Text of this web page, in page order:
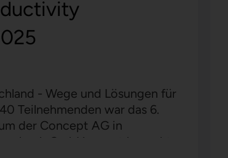
- Wege und Lösungen für
Teilnehmenden war das 6.
der Concept AG in
GmbH so gut besucht